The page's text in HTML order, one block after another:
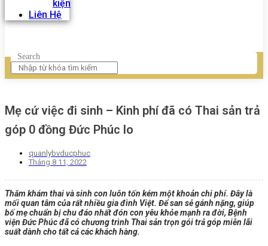
kiện
Liên Hệ
Search
Mẹ cứ việc đi sinh – Kinh phí đã có Thai sản trả
góp 0 đồng Đức Phúc lo
quanlybvducphuc
Tháng 8 11, 2022
Thăm khám thai và sinh con luôn tốn kém một khoản chi phí. Đây là
mối quan tâm của rất nhiều gia đình Việt. Để san sẻ gánh nặng, giúp
bố mẹ chuẩn bị chu đáo nhất đón con yêu khỏe mạnh ra đời, Bệnh
viện Đức Phúc đã có chương trình Thai sản trọn gói trả góp miễn lãi
suất dành cho tất cả các khách hàng.